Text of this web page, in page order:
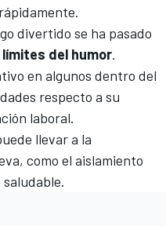
divertido se ha pasado
límites del humor.
en algunos dentro del
respecto a su
laboral.
llevar a la
como el aislamiento